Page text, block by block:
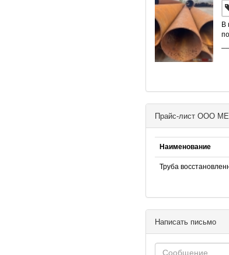
В
Прайс-лист ООО
Наименование
Труба
Написать письмо